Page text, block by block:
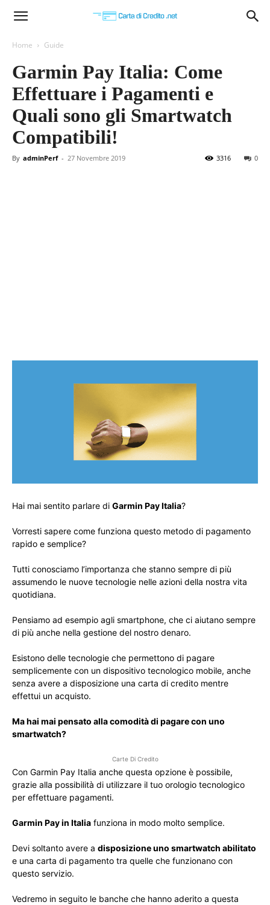
Carta
Credito
Home Guide
Garmin Pay Italia: Come
Effettuare i Pagamenti e
Quali sono gli Smartwatch
Compatibili!
By adminPerf - 27 Novembre 2019 0
3316
Hai mai sentito parlare di Garmin Pay Italia?
Vorresti sapere come funziona questo metodo di pagamento
rapido e semplice?
Tutti conosciamo l’importanza che stanno sempre di più
assumendo le nuove tecnologie nelle azioni della nostra vita
quotidiana.
Pensiamo ad esempio agli smartphone, che ci aiutano sempre
di più anche nella gestione del nostro denaro.
Esistono delle tecnologie che permettono di pagare
semplicemente con un dispositivo tecnologico mobile, anche
senza avere a disposizione una carta di credito mentre
effettui un acquisto.
Ma hai mai pensato alla comodità di pagare con uno
smartwatch?
Carte Di Credito
Con Garmin Pay Italia anche questa opzione è possibile,
grazie alla possibilità di utilizzare il tuo orologio tecnologico
per effettuare pagamenti.
Garmin Pay in Italia funziona in modo molto semplice.
Devi soltanto avere a disposizione uno smartwatch abilitato
e una carta di pagamento tra quelle che funzionano con
questo servizio.
Vedremo in seguito le banche che hanno aderito a questa